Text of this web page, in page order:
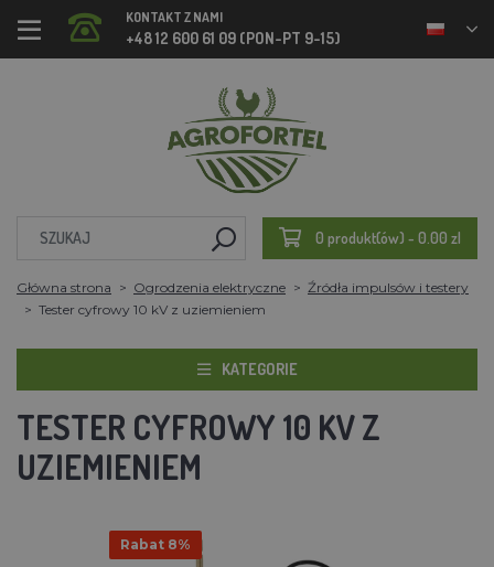
KONTAKT Z NAMI
+48 12 600 61 09 (PON-PT 9-15)
0 produkt(ów) - 0.00 zl
Główna strona Ogrodzenia elektryczne
Źródła impulsów i testery
Tester cyfrowy 10 kV z uziemieniem
KATEGORIE
TESTER CYFROWY 10 KV Z
UZIEMIENIEM
Rabat 8%